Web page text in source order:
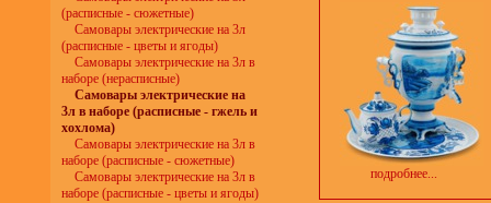
(расписные - сюжетные)
Самовары электрические на 3л
(расписные - цветы и ягоды)
Самовары электрические на 3л в
наборе (нерасписные)
Самовары электрические на
3л в наборе (расписные - гжель и
хохлома)
Самовары электрические на 3л в
наборе (расписные - сюжетные)
Самовары электрические на 3л в
наборе (расписные - цветы и ягоды)
подробнее...